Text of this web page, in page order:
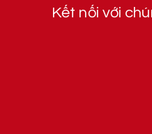
Kết nối với